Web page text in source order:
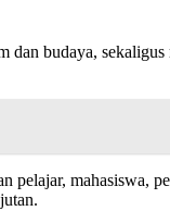
budaya,
mahasiswa,